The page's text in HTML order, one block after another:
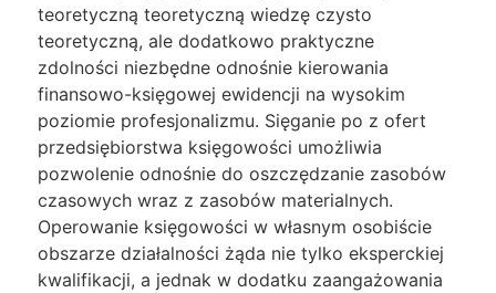
teoretyczną teoretyczną wiedzę czysto
teoretyczną, ale dodatkowo praktyczne
zdolności niezbędne odnośnie kierowania
finansowo-księgowej ewidencji na wysokim
poziomie profesjonalizmu. Sięganie po z ofert
przedsiębiorstwa księgowości umożliwia
pozwolenie odnośnie do oszczędzanie zasobów
czasowych wraz z zasobów materialnych.
Operowanie księgowości w własnym osobiście
obszarze działalności żąda nie tylko eksperckiej
kwalifikacji, a jednak w dodatku zaangażowania